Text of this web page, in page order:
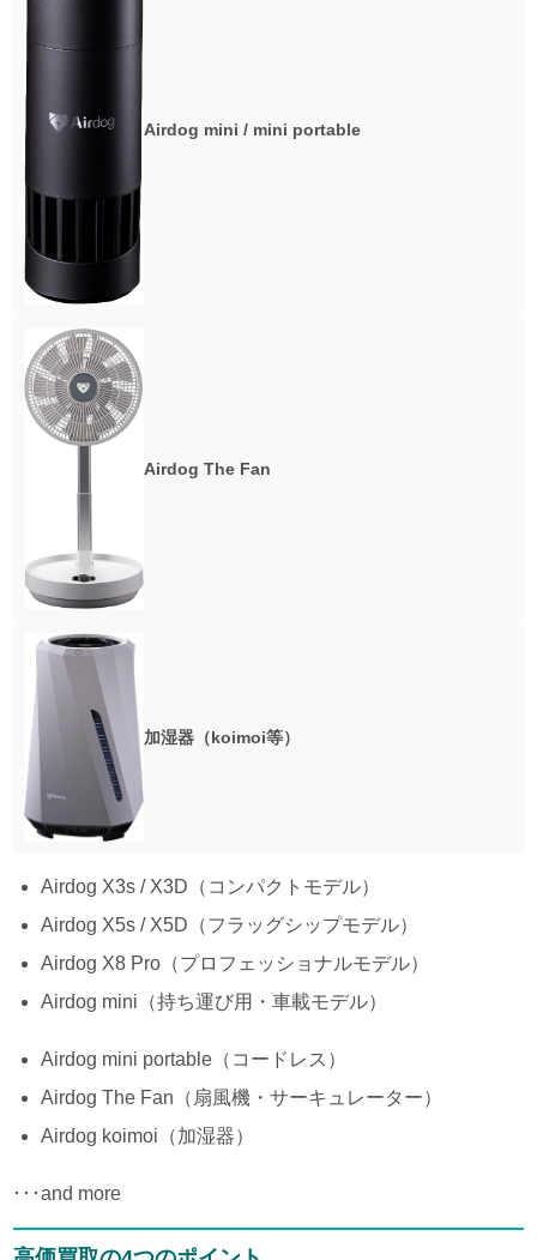
Airdog mini / mini portable
Airdog The Fan
加湿器（koimoi等）
Airdog X3s / X3D（コンパクトモデル）
Airdog X5s / X5D（フラッグシップモデル）
Airdog X8 Pro（プロフェッショナルモデル）
Airdog mini（持ち運び用・車載モデル）
Airdog mini portable（コードレス）
Airdog The Fan（扇風機・サーキュレーター）
Airdog koimoi（加湿器）
･･･and more